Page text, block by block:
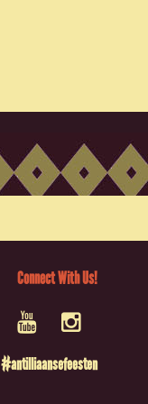
Connect With Us!
#antilliaansefeesten